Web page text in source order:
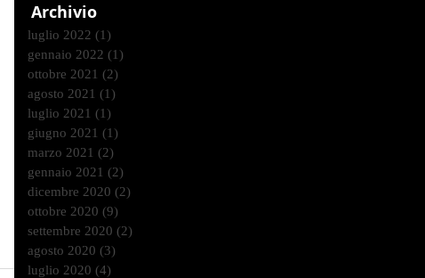
Archivio
luglio 2022 (1)
gennaio 2022 (1)
ottobre 2021 (2)
agosto 2021 (1)
luglio 2021 (1)
giugno 2021 (1)
marzo 2021 (2)
gennaio 2021 (2)
dicembre 2020 (2)
ottobre 2020 (9)
settembre 2020 (2)
agosto 2020 (3)
luglio 2020 (4)